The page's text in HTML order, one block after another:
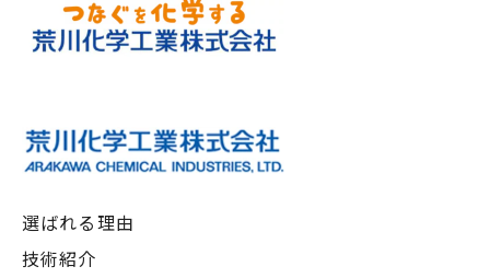
選ばれる理由
技術紹介